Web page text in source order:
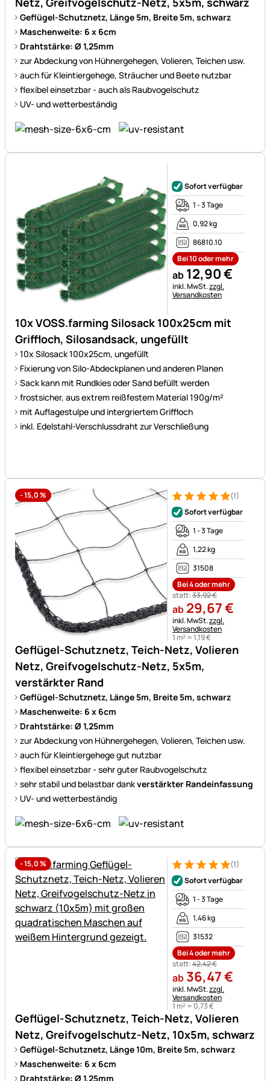
Geflügel-Schutznetz, Länge 5m, Breite 5m, schwarz
Maschenweite: 6 x 6cm
Drahtstärke: Ø 1,25mm
zur Abdeckung von Hühnergehegen, Volieren, Teichen usw.
auch für Kleintiergehege, Sträucher und Beete nutzbar
flexibel einsetzbar - auch als Raubvogelschutz
UV- und wetterbeständig
10x VOSS.farming Silosack 100x25cm mit
Griffloch, Silosandsack, ungefüllt
10x Silosack 100x25cm, ungefüllt
Fixierung von Silo-Abdeckplanen und anderen Planen
Sack kann mit Rundkies oder Sand befüllt werden
frostsicher, aus extrem reißfestem Material 190g/m²
mit Auflagestulpe und intergriertem Griffloch
inkl. Edelstahl-Verschlussdraht zur Verschließung
Sofort verfügbar
1 - 3 Tage
0,92 kg
86810.10
Bei 10 oder mehr
ab 12,90€
Steuerhinweis:
inkl. MwSt.zzgl.
Versandkosten
-15,0%
Geflügel-Schutznetz, Teich-Netz, Volieren
Netz, Greifvogelschutz-Netz, 5x5m,
verstärkter Rand
Geflügel-Schutznetz, Länge 5m, Breite 5m, schwarz
Maschenweite: 6 x 6cm
Drahtstärke: Ø 1,25mm
zur Abdeckung von Hühnergehegen, Volieren, Teichen usw.
auch für Kleintiergehege gut nutzbar
flexibel einsetzbar - sehr guter Raubvogelschutz
sehr stabil und belastbar dankverstärkter Randeinfassung
UV- und wetterbeständig
Bewertung: 5 von 5 (1
1 Bewertung
(1)
Sofort verfügbar
1 - 3 Tage
1,22 kg
31508
Bei 4 oder mehr
statt:33,92€
ab 29,67€
Steuerhinweis:
inkl. MwSt.zzgl.
Versandkosten
1 m² =1,19€
-15,0%
Geflügel-Schutznetz, Teich-Netz, Volieren
Netz, Greifvogelschutz-Netz, 10x5m, schwarz
Geflügel-Schutznetz, Länge 10m, Breite 5m, schwarz
Maschenweite: 6 x 6cm
Drahtstärke: Ø 1,25mm
Bewertung: 5 von 5 (1
1 Bewertung
(1)
Sofort verfügbar
1 - 3 Tage
1,46 kg
31532
Bei 4 oder mehr
statt:42,42€
ab 36,47€
Steuerhinweis:
inkl. MwSt.zzgl.
Versandkosten
1 m² = 0,73€